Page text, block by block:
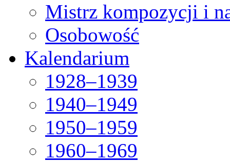
Mistrz kompozycji i
Osobowość
Kalendarium
1928–1939
1940–1949
1950–1959
1960–1969